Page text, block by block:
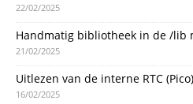
22/02/2025
Handmatig bibliotheek in de /lib
21/02/2025
Uitlezen van de interne RTC (Pico)
16/02/2025